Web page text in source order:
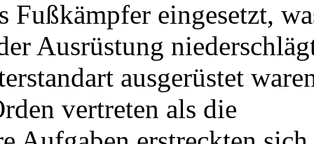
eingesetzt,
Ausrüstung
ausgerüstet
vertreten als die